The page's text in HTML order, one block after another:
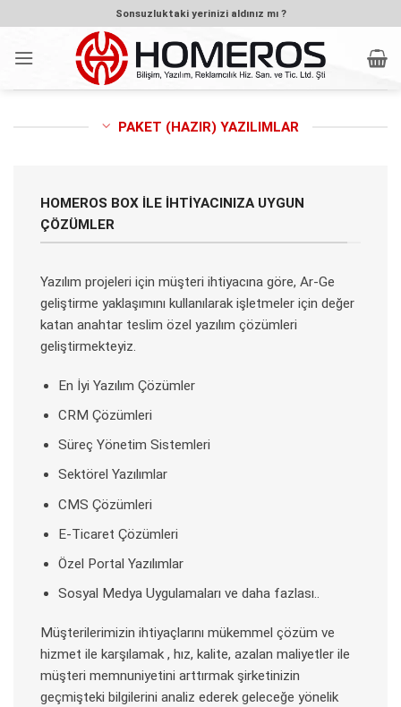
atla
Sonsuzluktaki yerinizi aldınız mı ?
PAKET (HAZIR) YAZILIMLAR
HOMEROS BOX ILE İHTIYACINIZA UYGUN
ÇÖZÜMLER
Yazılım projeleri için müşteri ihtiyacına göre, Ar-Ge
geliştirme yaklaşımını kullanılarak işletmeler için değer
katan anahtar teslim özel yazılım çözümleri
geliştirmekteyiz.
En İyi Yazılım Çözümler
CRM Çözümleri
Süreç Yönetim Sistemleri
Sektörel Yazılımlar
CMS Çözümleri
E-Ticaret Çözümleri
Özel Portal Yazılımlar
Sosyal Medya Uygulamaları ve daha fazlası..
Müşterilerimizin ihtiyaçlarını mükemmel çözüm ve
hizmet ile karşılamak , hız, kalite, azalan maliyetler ile
müşteri memnuniyetini arttırmak şirketinizin
geçmişteki bilgilerini analiz ederek geleceğe yönelik